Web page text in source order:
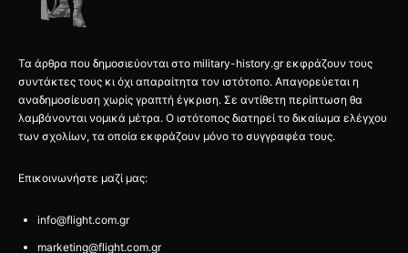
Τα άρθρα που δημοσιεύονται στο military-history.gr εκφράζουν τους
συντάκτες τους κι όχι απαραίτητα τον ιστότοπο. Απαγορεύεται η
αναδημοσίευση χωρίς γραπτή έγκριση. Σε αντίθετη περίπτωση θα
λαμβάνονται νομικά μέτρα. Ο ιστότοπος διατηρεί το δικαίωμα ελέγχου
των σχολίων, τα οποία εκφράζουν μόνο το συγγραφέα τους.
Επικοινωνήστε μαζί μας:
info@flight.com.gr
marketing@flight.com.gr